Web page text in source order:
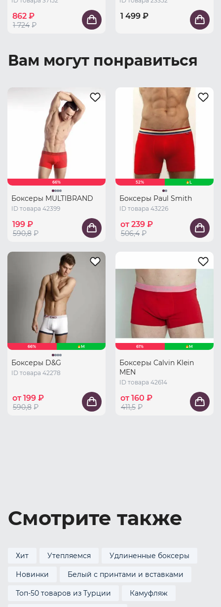
862 ₽
1 724 ₽
1 499 ₽
Вам могут понравиться
66%
Боксеры MULTIBRAND
ID товара 42399
199 ₽
590,8 ₽
52% L
Боксеры Paul Smith
ID товара 43226
от 239 ₽
506,4 ₽
66% M
Боксеры D&G
ID товара 42278
от 199 ₽
590,8 ₽
61% M
Боксеры Calvin Klein
MEN
ID товара 42614
от 160 ₽
411,5 ₽
Смотрите также
Хит Утепляемся Удлиненные боксеры
Новинки Белый с принтами и вставками
Топ-50 товаров из Турции Камуфляж